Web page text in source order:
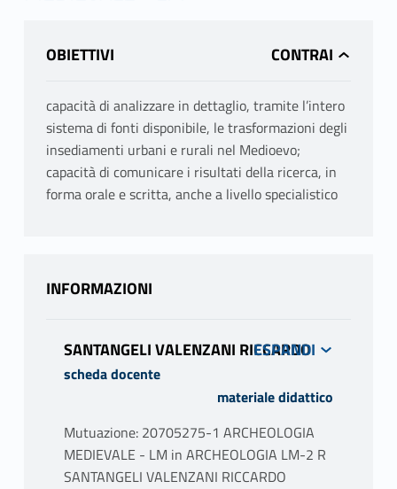
OBIETTIVI
capacità di analizzare in dettaglio, tramite l’intero
sistema di fonti disponibile, le trasformazioni degli
insediamenti urbani e rurali nel Medioevo;
capacità di comunicare i risultati della ricerca, in
forma orale e scritta, anche a livello specialistico
INFORMAZIONI
SANTANGELI VALENZANI RICCARDO
scheda docente
materiale didattico
Mutuazione: 20705275-1 ARCHEOLOGIA
MEDIEVALE - LM in ARCHEOLOGIA LM-2 R
SANTANGELI VALENZANI RICCARDO